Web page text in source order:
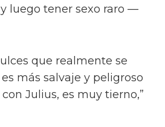
luego tener sexo raro —
que realmente se
más salvaje y peligroso
Julius, es muy tierno,”